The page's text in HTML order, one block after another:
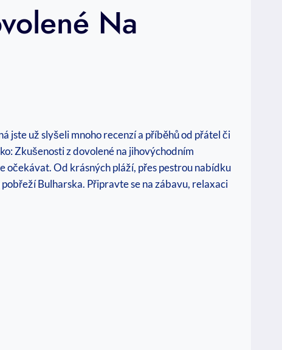
Na
jste už slyšeli mnoho recenzí a příběhů od přátel či
Zkušenosti z dovolené na jihovýchodním
očekávat. Od krásných pláží, přes pestrou nabídku
Bulharska. Připravte se na zábavu, relaxaci